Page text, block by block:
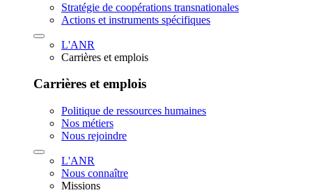
Stratégie de coopérations transnationales
Actions et instruments spécifiques
L'ANR
Carrières et emplois
Carrières et emplois
Politique de ressources humaines
Nos métiers
Nous rejoindre
L'ANR
Nous connaître
Missions